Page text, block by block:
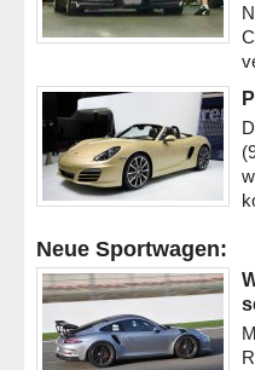
Neue Sportwagen: